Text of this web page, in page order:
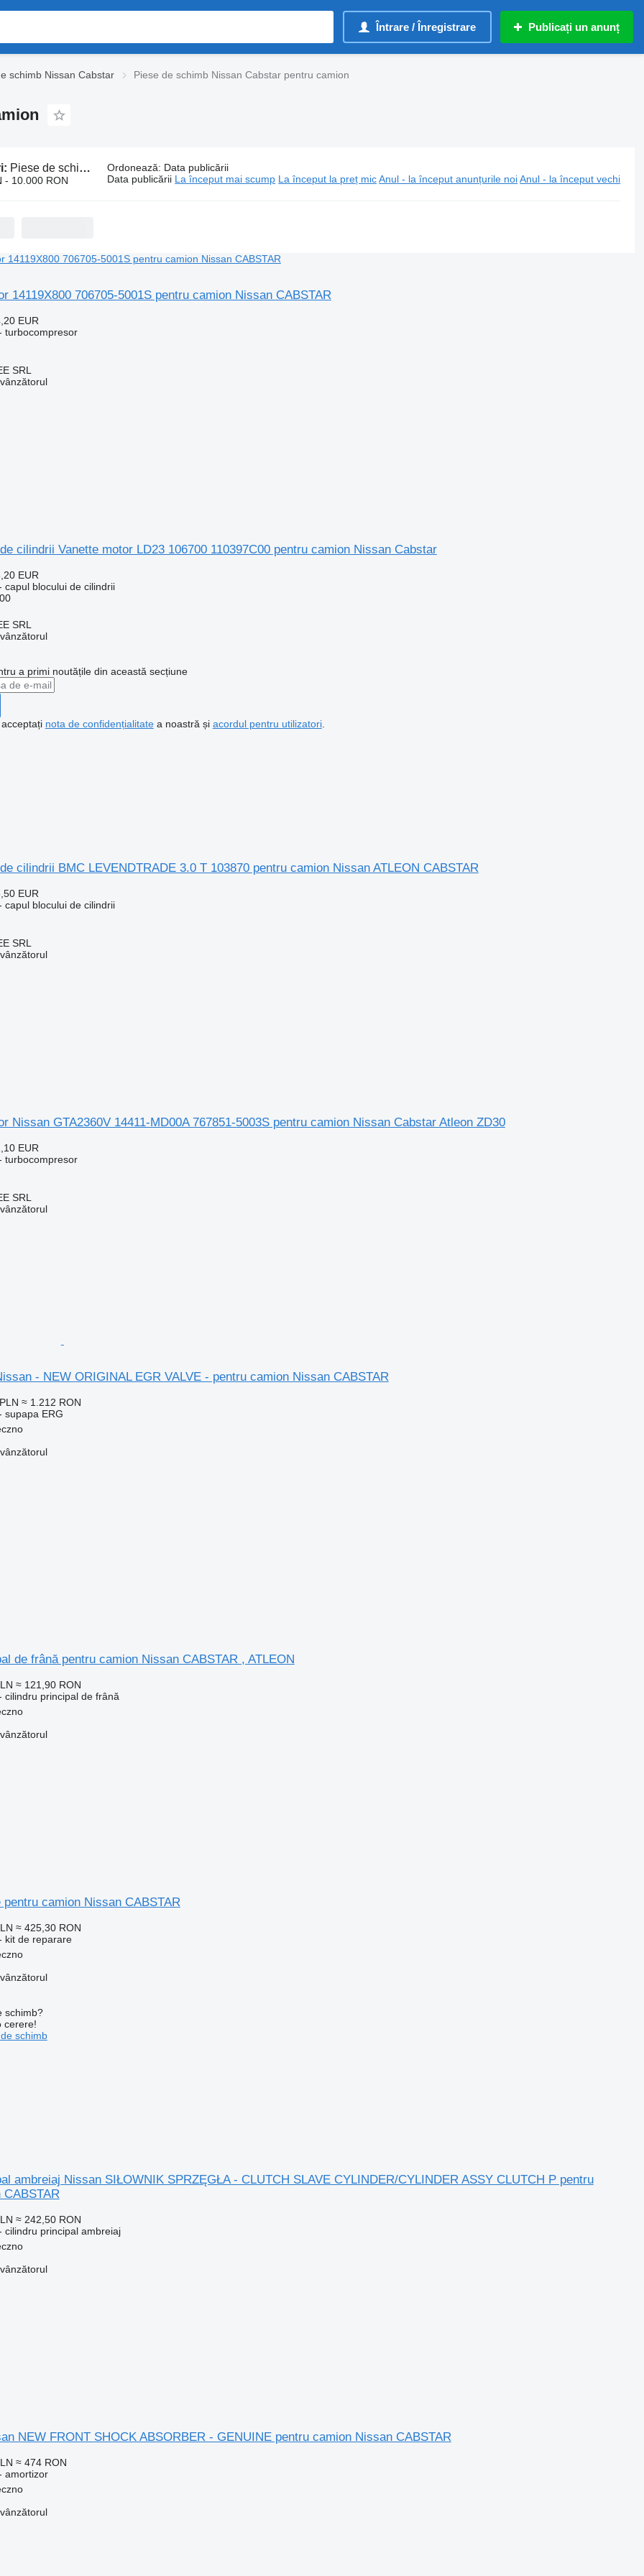
Întrare / Înregistrare Publicați un anunț
schimb Nissan Cabstar Piese de schimb Nissan Cabstar pentru camion
Piese de schimb Nissan Cabstar pentru camion
- 10.000 RON
Ordonează: Data publicării
Data publicării La început mai scump La început la preț mic Anul - la început anunțurile noi Anul - la început vechi
14119X800 706705-5001S pentru camion Nissan CABSTAR
EUR
turbocompresor
SRL
cilindrii Vanette motor LD23 106700 110397C00 pentru camion Nissan Cabstar
EUR
capul blocului de cilindrii
SRL
a primi noutățile din această secțiune
nota de confidențialitatea noastră și acordul pentru utilizatori.
cilindrii BMC LEVENDTRADE 3.0 T 103870 pentru camion Nissan ATLEON CABSTAR
EUR
capul blocului de cilindrii
SRL
Nissan GTA2360V 14411-MD00A 767851-5003S pentru camion Nissan Cabstar Atleon ZD30
EUR
turbocompresor
SRL
- NEW ORIGINAL EGR VALVE - pentru camion Nissan CABSTAR
≈ 1.212 RON
supapa ERG
de frână pentru camion Nissan CABSTAR , ATLEON
≈ 121,90 RON
cilindru principal de frână
pentru camion Nissan CABSTAR
≈ 425,30 RON
kit de reparare
schimb?
cerere!
schimb
ambreiaj Nissan SIŁOWNIK SPRZĘGŁA - CLUTCH SLAVE CYLINDER/CYLINDER ASSY CLUTCH P pentru
≈ 242,50 RON
cilindru principal ambreiaj
NEW FRONT SHOCK ABSORBER - GENUINE pentru camion Nissan CABSTAR
≈ 474 RON
amortizor